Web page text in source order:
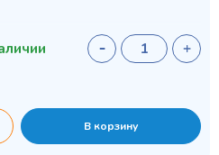
В корзину